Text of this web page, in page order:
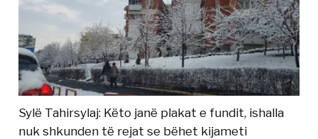
Sylë Tahirsylaj: Këto janë plakat e fundit, ishalla
nuk shkunden të rejat se bëhet kijameti